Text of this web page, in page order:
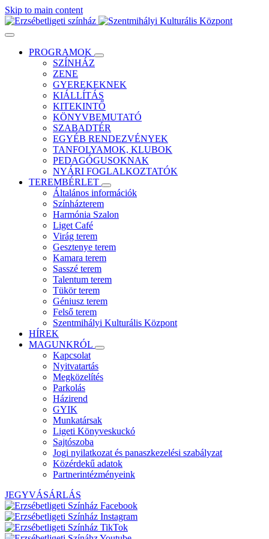
Skip to main content
PROGRAMOK
SZÍNHÁZ
ZENE
GYEREKEKNEK
KIÁLLÍTÁS
KITEKINTŐ
KÖNYVBEMUTATÓ
SZABADTÉR
EGYÉB RENDEZVÉNYEK
TANFOLYAMOK, KLUBOK
PEDAGÓGUSOKNAK
NYÁRI FOGLALKOZTATÓK
TEREMBÉRLET
Általános információk
Színházterem
Harmónia Szalon
Liget Café
Virág terem
Gesztenye terem
Kamara terem
Sasszé terem
Talentum terem
Tükör terem
Géniusz terem
Felső terem
Szentmihályi Kulturális Központ
HÍREK
MAGUNKRÓL
Kapcsolat
Nyitvatartás
Megközelítés
Parkolás
Házirend
GYIK
Munkatársak
Ligeti Könyveskuckó
Sajtószoba
Jogi nyilatkozat és panaszkezelési szabályzat
Közérdekű adatok
Partnerintézményeink
JEGYVÁSÁRLÁS